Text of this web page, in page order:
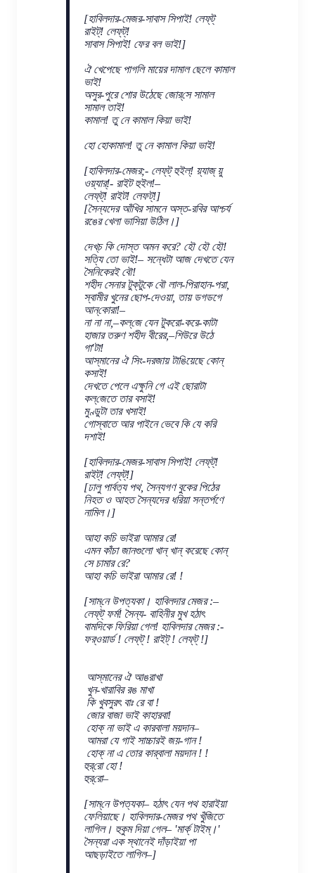
[হাবিলদার-মেজর-সাবাস সিপাই! লেফ্‌ট্
রাইট্! লেফ্‌ট্!
সাবাস সিপাই! ফের বল ভাই!]
ঐ খেপেছে পাগলি মায়ের দামাল ছেলে কামাল
ভাই!
অসুর-পুরে শোর উঠেছে জোর্‌সে সামাল
সামাল তাই!
কামাল! তু নে কামাল কিয়া ভাই!
হো হোকামাল! তু নে কামাল কিয়া ভাই!
[হাবিলদার-মেজর;- লেফ্‌ট্ হুইল্! য়্যাজ্‌ য়ু
ওয়্যার্!- রাইট হুইল!–
লেফ্‌ট্! রাইট! লেফট্‌!]
[সৈন্যদের আঁখির সামনে অস্ত-রবির আশ্চর্য
রঙের খেলা ভাসিয়া উঠিল।]
দেখ্‌চ কি দোস্ত অমন করে? হৌ হৌ হৌ!
সত্যি তো ভাই!– সন্ধেটা আজ দেখতে যেন
সৈনিকেরই বৌ!
শহীদ সেনার টুক্‌টুকে বৌ লাল-পিরাহান-পরা,
স্বামীর খুনের ছোপ-দেওয়া, তায় ডগডগে
আন্‌কোরা!–
না না না,–কল্‌জে যেন টুকরো-করে-কাটা
হাজার তরুণ শহীদ বীরের,–শিউরে উঠে
গা'টা!
আস্‌মানের ঐ সিং-দরজায় টাঙিয়েছে কোন্
কসাই!
দেখতে পেলে এক্ষুনি গে এই ছোরাটা
কল্‌জেতে তার বসাই!
মুণ্ডুটা তার খসাই!
গোস্বাতে আর পাইনে ভেবে কি যে করি
দশাই!
[হাবিলদার-মেজর-সাবাস সিপাই! লেফ্‌ট্!
রাইট্! লেফ্‌ট্!]
[ঢালু পার্বত্য পথ, সৈন্যগণ বুকের পিঠের
নিহত ও আহত সৈন্যদের ধরিয়া সন্তর্পণে
নামিল।]
আহা কচি ভাইরা আমার রে!
এমন কাঁচা জানগুলো খান্‌ খান্‌ করেছে কোন্‌
সে চামার রে?
আহা কচি ভাইরা আমার রে! !
[সাম্‌নে উপত্যকা। হাবিলদার মেজর :–
লেফ্‌ট্ ফর্ম! সৈন্য- বাহিনীর মুখ হঠাৎ
বামদিকে ফিরিয়া গেল! হাবিলদার মেজর :-
ফর্‌ওয়ার্ড ! লেফ্‌ট্ ! রাইট্ ! লেফ্‌ট্ !]
আস্‌মানের ঐ আঙরাখা
খুন-খারাবির রঙ মাখা
কি খুবসুরৎ বাঃ রে বা !
জোর বাজা ভাই কাহারবা!
হোক্ না ভাই এ কারবালা ময়দান–
আমরা যে গাই সাচ্চারই জয়-গান !
হোক্ না এ তোর কার্‌বালা ময়দান ! !
হুর্‌রো হো !
হুর্‌রো–
[সাম্‌নে উপত্যকা– হঠাৎ যেন পথ হারাইয়া
ফেলিয়াছে। হাবিলদার-মেজর পথ খুঁজিতে
লাগিল। হুকুম দিয়া গেল– 'মার্ক্ টাইম্।'
সৈন্যরা এক স্থানেই দাঁড়াইয়া পা
আছড়াইতে লাগিল–]